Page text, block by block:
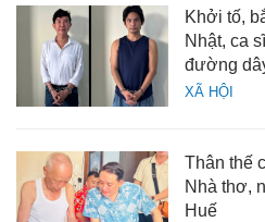
XÃ HỘI
Khởi tố,
Nhật, ca
đường
Thân thế
Nhà thơ,
Huế